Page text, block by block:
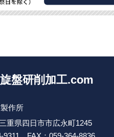
盤研削加工.com
作所
重県四日市市広永町1245